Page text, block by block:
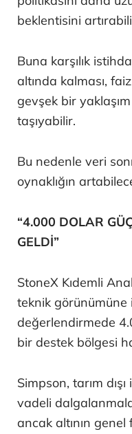
beklentisini
Buna karşılık
altında kalması,
gevşek bir
taşıyabilir.
Bu nedenle veri
oynaklığın
“4.000 DOLAR
GELDİ”
StoneX Kıdemli
teknik görünümüne
değerlendirmede
bir destek bölgesi
Simpson, tarım
vadeli
ancak altının